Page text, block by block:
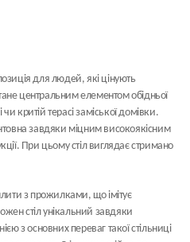
для людей, які цінують
центральним елементом обідньої
критій терасі заміської домівки.
завдяки міцним високоякісним
При цьому стіл виглядає стримано
з прожилками, що імітує
стіл унікальний завдяки
з основних переваг такої стільниці